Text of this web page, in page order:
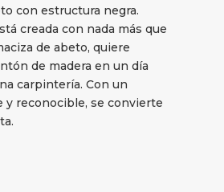
con estructura negra.
creada con nada más que
de abeto, quiere
de madera en un día
carpintería. Con un
y reconocible, se convierte